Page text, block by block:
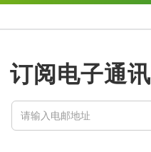
订阅电子通讯